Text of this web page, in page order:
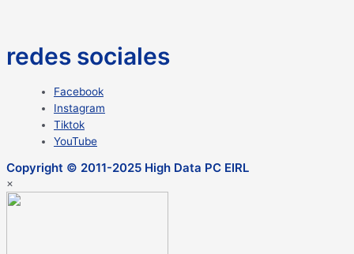
redes sociales
Facebook
Instagram
Tiktok
YouTube
Copyright © 2011-2025 High Data PC EIRL
×